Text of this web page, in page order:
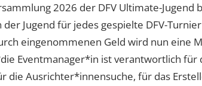
2026 der DFV Ultimate-Jugend
der Jugend für jedes gespielte DFV-
eingenommenen Geld wird nun eine
Eventmanager*in ist verantwortlich für
die Ausrichter*innensuche, für das